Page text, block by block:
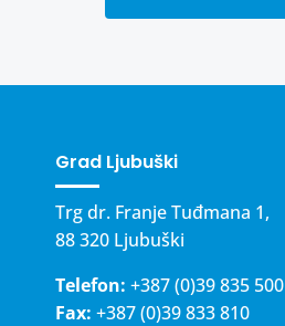
Grad Ljubuški
Trg dr. Franje Tuđmana 1,
88 320 Ljubuški
Telefon: +387 (0)39 835 500
Fax: +387 (0)39 833 810